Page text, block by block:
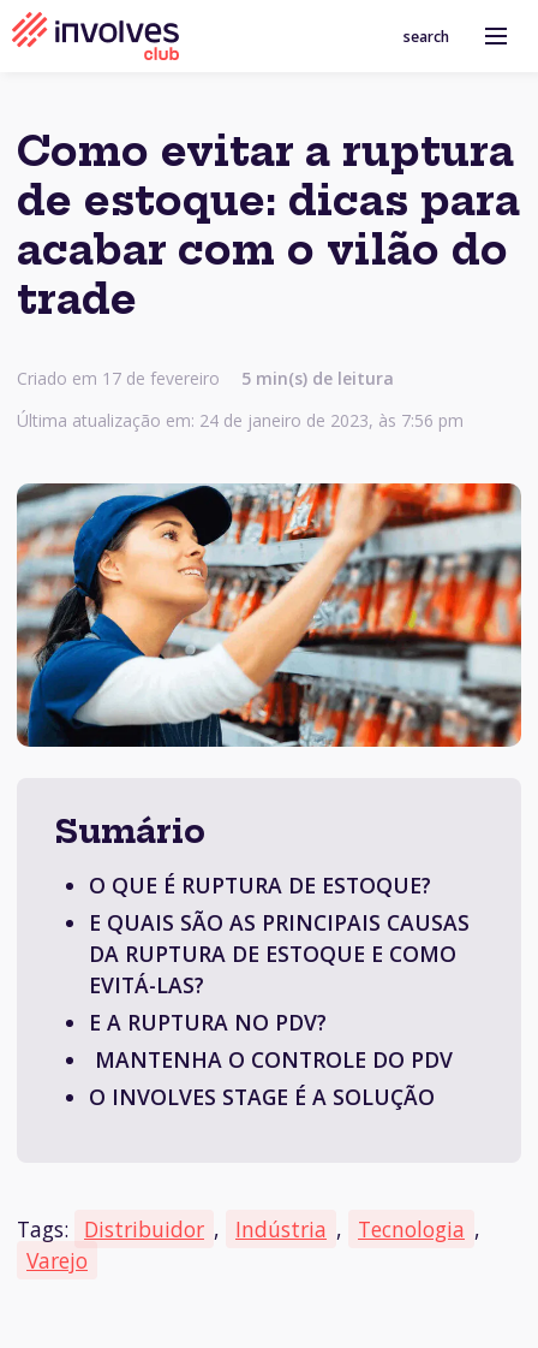
search
Como evitar a ruptura
de estoque: dicas para
acabar com o vilão do
trade
Criado em 17 de fevereiro 5 min(s) de leitura
Última atualização em: 24 de janeiro de 2023, às 7:56 pm
Sumário
O QUE É RUPTURA DE ESTOQUE?
E QUAIS SÃO AS PRINCIPAIS CAUSAS
DA RUPTURA DE ESTOQUE E COMO
EVITÁ-LAS?
E A RUPTURA NO PDV?
MANTENHA O CONTROLE DO PDV
O INVOLVES STAGE É A SOLUÇÃO
Tags: Distribuidor , Indústria , Tecnologia ,
Varejo